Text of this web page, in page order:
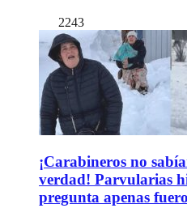
2243
¡Carabineros no
verdad! Parvularias
pregunta apenas